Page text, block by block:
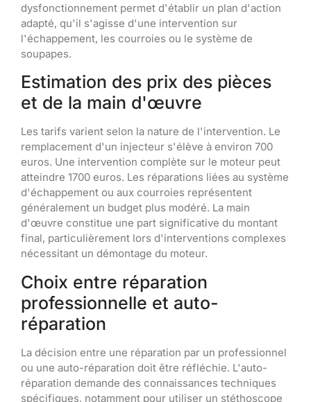
dysfonctionnement permet d'établir un plan d'action
adapté, qu'il s'agisse d'une intervention sur
l'échappement, les courroies ou le système de
soupapes.
Estimation des prix des pièces
et de la main d'œuvre
Les tarifs varient selon la nature de l'intervention. Le
remplacement d'un injecteur s'élève à environ 700
euros. Une intervention complète sur le moteur peut
atteindre 1700 euros. Les réparations liées au système
d'échappement ou aux courroies représentent
généralement un budget plus modéré. La main
d'œuvre constitue une part significative du montant
final, particulièrement lors d'interventions complexes
nécessitant un démontage du moteur.
Choix entre réparation
professionnelle et auto-
réparation
La décision entre une réparation par un professionnel
ou une auto-réparation doit être réfléchie. L'auto-
réparation demande des connaissances techniques
spécifiques, notamment pour utiliser un stéthoscope